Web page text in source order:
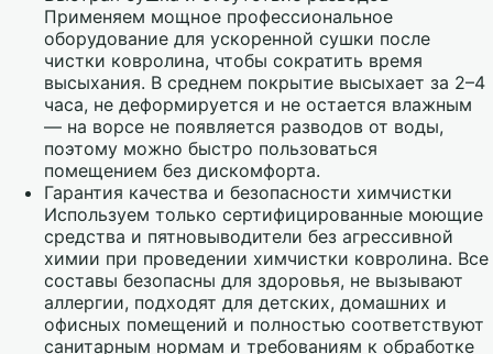
Применяем мощное профессиональное
оборудование для ускоренной сушки после
чистки ковролина, чтобы сократить время
высыхания. В среднем покрытие высыхает за 2–4
часа, не деформируется и не остается влажным
— на ворсе не появляется разводов от воды,
поэтому можно быстро пользоваться
помещением без дискомфорта.
Гарантия качества и безопасности химчистки
Используем только сертифицированные моющие
средства и пятновыводители без агрессивной
химии при проведении химчистки ковролина. Все
составы безопасны для здоровья, не вызывают
аллергии, подходят для детских, домашних и
офисных помещений и полностью соответствуют
санитарным нормам и требованиям к обработке